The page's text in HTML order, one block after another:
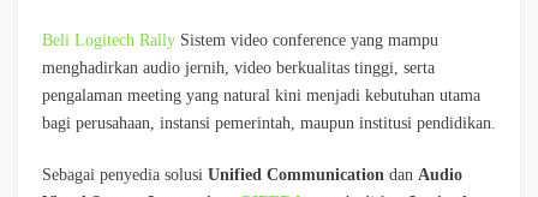
Beli Logitech Rally Sistem video conference yang mampu
menghadirkan audio jernih, video berkualitas tinggi, serta
pengalaman meeting yang natural kini menjadi kebutuhan utama
bagi perusahaan, instansi pemerintah, maupun institusi pendidikan.
Sebagai penyedia solusi Unified Communication dan Audio